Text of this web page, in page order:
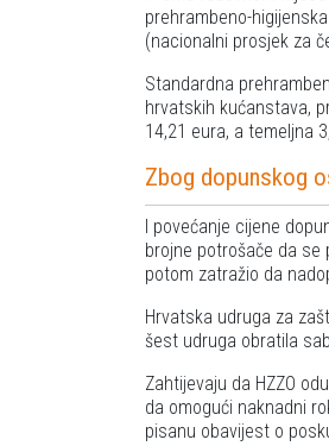
prehrambeno-
(nacionalni prosjek za
Standardna
hrvatskih kućanstava,
14,21 eura, a temeljna
Zbog dopunskog
I povećanje cijene
brojne potrošače da se
potom zatražio da
Hrvatska udruga za
šest udruga obratila
Zahtijevaju da HZZO
da omogući naknadni
pisanu obavijest o